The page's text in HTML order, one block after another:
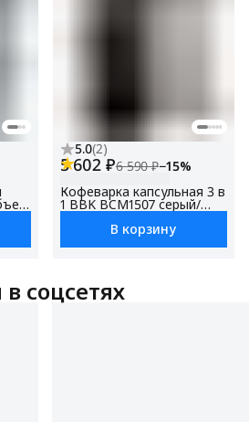
5.0(2)
5 602 ₽6 590 ₽−15%
Кофеварка капсульная 3 в
1 BBK BCM1507 серый/
черный, 19Бар, емкость
резервуара 0.6 л, 1450Вт
В корзину
соцсетях